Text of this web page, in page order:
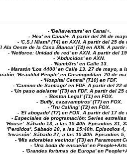
- 'Dellaventura' en Canal+.
- 'Hex' en Canal+. A partir del 26 de
- 'C.S.I Miami' (T4) en AXN. A partir del 25 de
Ala Oeste de la Casa Blanca' (T4) en AXN. A partir
- 'Netforce: Unidad de red' en AXN. A partir del
- 'Abducidos' en AXN.
- 'Numb3rs' en Calle 13.
- Maratón 'Los 4400' en Calle 13. 27 de mayo, a
'Beautiful People' en Cosmopolitan. 20 de
- 'Hospital Central' (T10) en FDF.
- 'Camino de Santiago' en FDF. A partir del 22
- 'Un paso adelante' (T3) en FDF. A partir del 25
- 'Boston Legal' (T1) en FOX.
- 'Buffy, cazavampiros' (T7) en FOX.
- 'Tru Calling' (T2) en FOX.
- 'El abogado' (T7) en FOX. A partir del 17 de
- Especiales de programación: Series estrellas
'House'. Sábado 13, a las 15:40h. Episodios 31,
'Perdidos'. Sábado 20, a las 15:40h. Episodios 4,
'Invasión'. Sábado 27, a las 15:40h. Episodios 5,
- 'Mis adorables vecinos' (T3) en Paramount
- 'Una boda de ensueño' en People+Arts.
- 'Grandes fortunas de Europa' en